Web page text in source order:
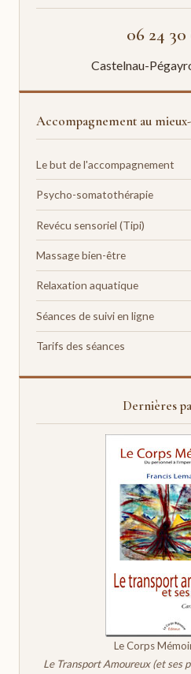
06 24 30
Castelnau-
Accompagnement au
Le but de l'accompagnement
Psycho-somatothérapie
Revécu sensoriel (Tipi)
Massage bien-être
Relaxation aquatique
Séances de suivi en ligne
Tarifs des séances
Dernières
Le Corps
Le Transport Amoureux (et ses